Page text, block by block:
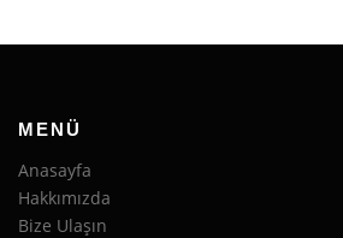
MENÜ
Anasayfa
Hakkımızda
Bize Ulaşın